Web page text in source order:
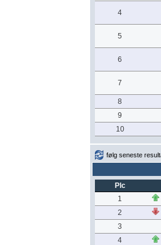
4
5
6
7
8
9
10
følg seneste
Plc
1
2
3
4